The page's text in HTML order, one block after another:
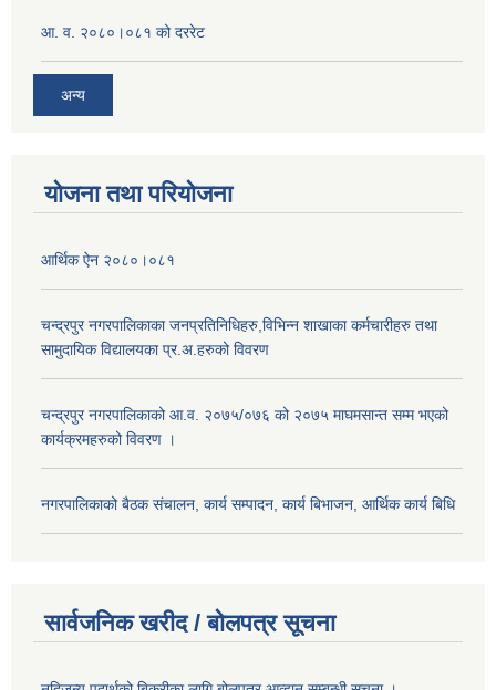
आ. व. २०८०।०८१ को दररेट
अन्य
योजना तथा परियोजना
आर्थिक ऐन २०८०।०८१
चन्द्रपुर नगरपालिकाका जनप्रतिनिधिहरु,विभिन्न शाखाका कर्मचारीहरु तथा
सामुदायिक विद्यालयका प्र.अ.हरुको विवरण
चन्द्रपुर नगरपालिकाको आ.व. २०७५/०७६ को २०७५ माघमसान्त सम्म भएको
कार्यक्रमहरुको विवरण ।
नगरपालिकाको बैठक संचालन, कार्य सम्पादन, कार्य बिभाजन, आर्थिक कार्य बिधि
सार्वजनिक खरीद / बोलपत्र सूचना